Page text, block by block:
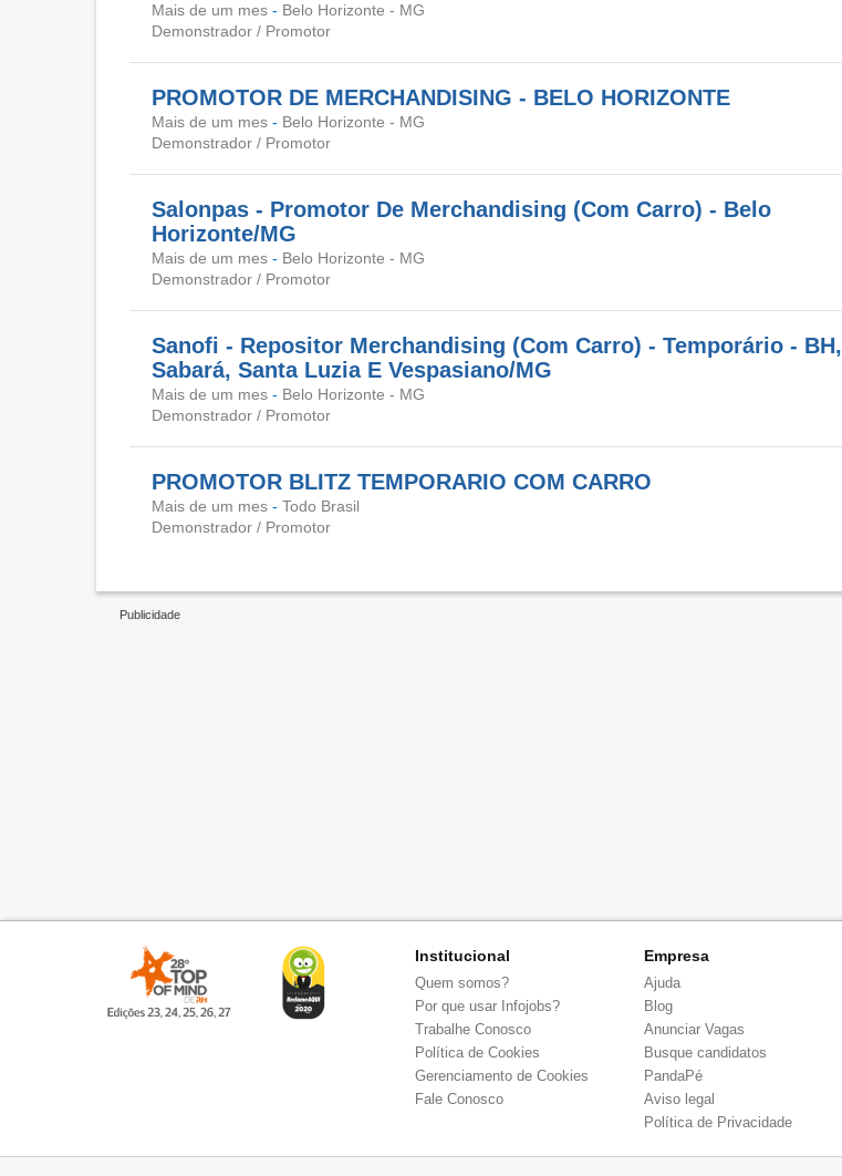
Mais de um mes - Belo Horizonte - MG
Demonstrador / Promotor
PROMOTOR DE MERCHANDISING - BELO HORIZONTE
Mais de um mes - Belo Horizonte - MG
Demonstrador / Promotor
Salonpas - Promotor De Merchandising (Com Carro) - Belo
Horizonte/MG
Mais de um mes - Belo Horizonte - MG
Demonstrador / Promotor
Sanofi - Repositor Merchandising (Com Carro) - Temporário - BH,
Sabará, Santa Luzia E Vespasiano/MG
Mais de um mes - Belo Horizonte - MG
Demonstrador / Promotor
PROMOTOR BLITZ TEMPORARIO COM CARRO
Mais de um mes - Todo Brasil
Demonstrador / Promotor
Institucional
Quem somos?
Por que usar Infojobs?
Trabalhe Conosco
Política de Cookies
Gerenciamento de Cookies
Fale Conosco
Empresa
Ajuda
Blog
Anunciar Vagas
Busque candidatos
PandaPé
Aviso legal
Política de Privacidade